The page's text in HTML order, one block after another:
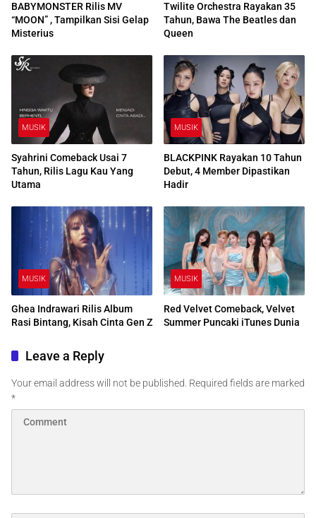
BABYMONSTER Rilis MV
“MOON” , Tampilkan Sisi Gelap
Misterius
Twilite Orchestra Rayakan 35
Tahun, Bawa The Beatles dan
Queen
MUSIK
Syahrini Comeback Usai 7
Tahun, Rilis Lagu Kau Yang
Utama
MUSIK
BLACKPINK Rayakan 10 Tahun
Debut, 4 Member Dipastikan
Hadir
MUSIK
Ghea Indrawari Rilis Album
Rasi Bintang, Kisah Cinta Gen Z
MUSIK
Red Velvet Comeback, Velvet
Summer Puncaki iTunes Dunia
Leave a Reply
Your email address will not be published. Required fields are marked
*